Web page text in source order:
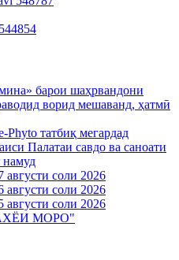
барои шаҳрвандони
ворид мешаванд, ҳатмӣ
татбиқ мегардад
Палатаи савдо ва саноати
намуд
соли 2026
соли 2026
соли 2026
МОРО"